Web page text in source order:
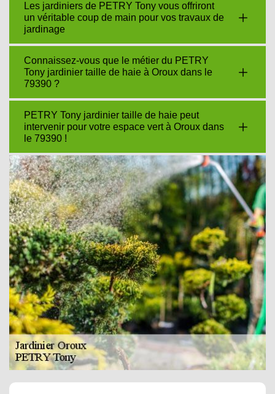
Les jardiniers de PETRY Tony vous offriront
un véritable coup de main pour vos travaux de
jardinage
Connaissez-vous que le métier du PETRY
Tony jardinier taille de haie à Oroux dans le
79390 ?
PETRY Tony jardinier taille de haie peut
intervenir pour votre espace vert à Oroux dans
le 79390 !